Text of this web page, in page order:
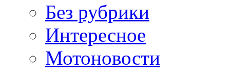
Без рубрики
Интересное
Мотоновости